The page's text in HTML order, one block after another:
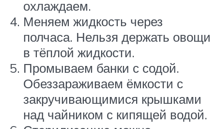
охлаждаем.
Меняем жидкость через
полчаса. Нельзя держать овощи
в тёплой жидкости.
Промываем банки с содой.
Обеззараживаем ёмкости с
закручивающимися крышками
над чайником с кипящей водой.